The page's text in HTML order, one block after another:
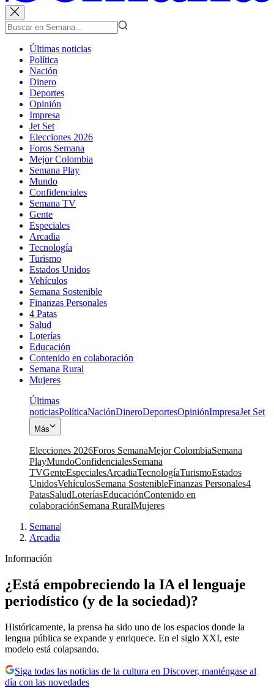
Últimas noticias
Política
Nación
Dinero
Deportes
Opinión
Impresa
Jet Set
Elecciones 2026
Foros Semana
Mejor Colombia
Semana Play
Mundo
Confidenciales
Semana TV
Gente
Especiales
Arcadia
Tecnología
Turismo
Estados Unidos
Vehículos
Semana Sostenible
Finanzas Personales
4 Patas
Salud
Loterías
Educación
Contenido en colaboración
Semana Rural
Mujeres
Últimas
noticiasPolíticaNaciónDineroDeportesOpiniónImpresaJet Set
Más
Elecciones 2026Foros SemanaMejor ColombiaSemana
PlayMundoConfidencialesSemana
TVGenteEspecialesArcadiaTecnologíaTurismoEstados
UnidosVehículosSemana SostenibleFinanzas Personales4
PatasSaludLoteríasEducaciónContenido en
colaboraciónSemana RuralMujeres
Semana|
Arcadia
Información
¿Está empobreciendo la IA el lenguaje
periodístico (y de la sociedad)?
Históricamente, la prensa ha sido uno de los espacios donde la
lengua pública se expande y enriquece. En el siglo XXI, este
modelo está colapsando.
Siga todas las noticias de la cultura en Discover, manténgase al
día con las novedades